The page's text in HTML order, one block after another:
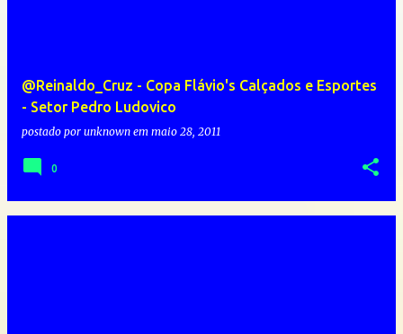
@Reinaldo_Cruz - Copa Flávio's Calçados e Esportes
- Setor Pedro Ludovico
postado por unknown em maio 28, 2011
0